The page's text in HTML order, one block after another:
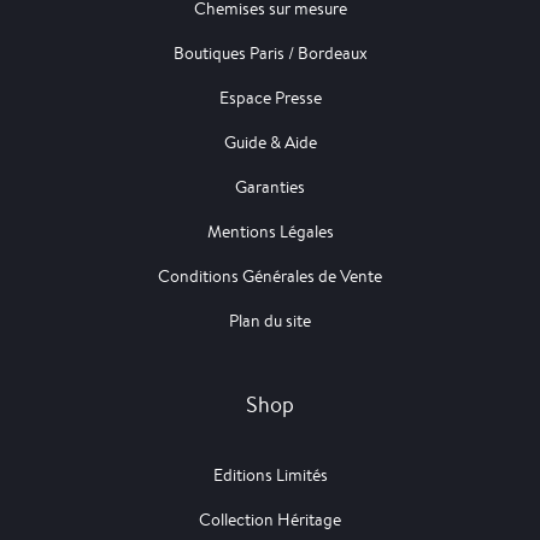
Chemises sur mesure
Boutiques Paris / Bordeaux
Espace Presse
Guide & Aide
Garanties
Mentions Légales
Conditions Générales de Vente
Plan du site
Shop
Editions Limités
Collection Héritage